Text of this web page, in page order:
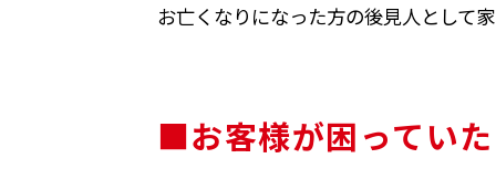
お亡くなりになった方の後見人として
■お客様が困ってい